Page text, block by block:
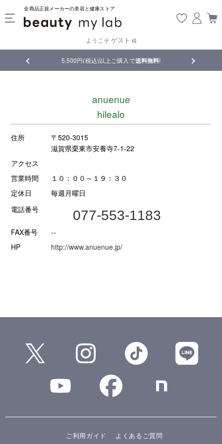
全商品正規メーカーの美容と健康ストア
ようこそ ゲスト 様
5,500円(税込)以上ご購入で 送料無料! 【重要】熊本地震
anuenue
hilealo
住所
〒520-3015
滋賀県栗東市安養寺7-1-22
アクセス
営業時間
１０：００～１９：３０
定休日
毎週月曜日
電話番号
077-553-1183
FAX番号
--
HP
http://www.anuenue.jp/
ご利用ガイド よくあるご質問